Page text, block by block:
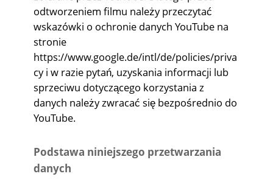
odtworzeniem filmu należy przeczytać
wskazówki o ochronie danych YouTube na
stronie
https://www.google.de/intl/de/policies/priva
cy i w razie pytań, uzyskania informacji lub
sprzeciwu dotyczącego korzystania z
danych należy zwracać się bezpośrednio do
YouTube.
Podstawa niniejszego przetwarzania
danych